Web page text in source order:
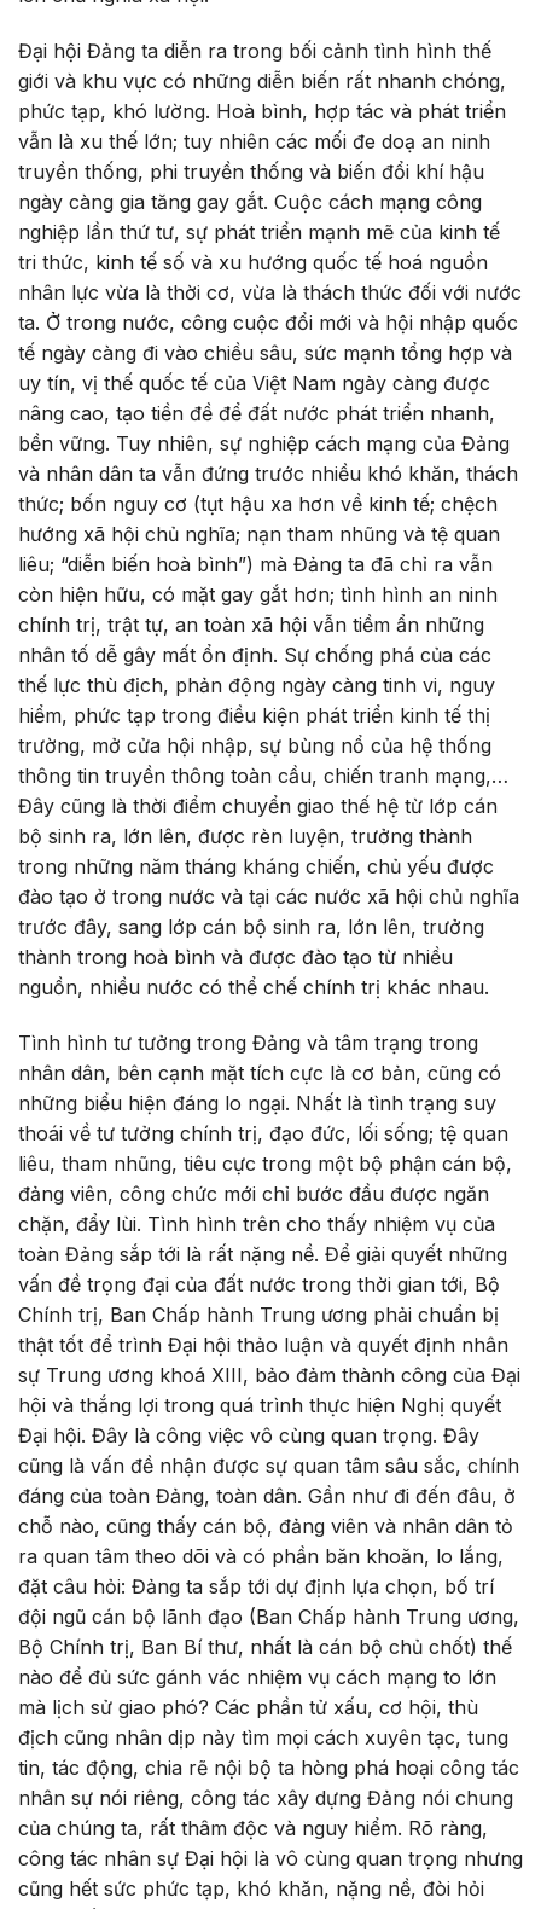
Đại hội Đảng ta diễn ra trong bối cảnh tình hình thế
giới và khu vực có những diễn biến rất nhanh chóng,
phức tạp, khó lường. Hoà bình, hợp tác và phát triển
vẫn là xu thế lớn; tuy nhiên các mối đe doạ an ninh
truyền thống, phi truyền thống và biến đổi khí hậu
ngày càng gia tăng gay gắt. Cuộc cách mạng công
nghiệp lần thứ tư, sự phát triển mạnh mẽ của kinh tế
tri thức, kinh tế số và xu hướng quốc tế hoá nguồn
nhân lực vừa là thời cơ, vừa là thách thức đối với nước
ta. Ở trong nước, công cuộc đổi mới và hội nhập quốc
tế ngày càng đi vào chiều sâu, sức mạnh tổng hợp và
uy tín, vị thế quốc tế của Việt Nam ngày càng được
nâng cao, tạo tiền đề để đất nước phát triển nhanh,
bền vững. Tuy nhiên, sự nghiệp cách mạng của Đảng
và nhân dân ta vẫn đứng trước nhiều khó khăn, thách
thức; bốn nguy cơ (tụt hậu xa hơn về kinh tế; chệch
hướng xã hội chủ nghĩa; nạn tham nhũng và tệ quan
liêu; “diễn biến hoà bình”) mà Đảng ta đã chỉ ra vẫn
còn hiện hữu, có mặt gay gắt hơn; tình hình an ninh
chính trị, trật tự, an toàn xã hội vẫn tiềm ẩn những
nhân tố dễ gây mất ổn định. Sự chống phá của các
thế lực thù địch, phản động ngày càng tinh vi, nguy
hiểm, phức tạp trong điều kiện phát triển kinh tế thị
trường, mở cửa hội nhập, sự bùng nổ của hệ thống
thông tin truyền thông toàn cầu, chiến tranh mạng,…
Đây cũng là thời điểm chuyển giao thế hệ từ lớp cán
bộ sinh ra, lớn lên, được rèn luyện, trưởng thành
trong những năm tháng kháng chiến, chủ yếu được
đào tạo ở trong nước và tại các nước xã hội chủ nghĩa
trước đây, sang lớp cán bộ sinh ra, lớn lên, trưởng
thành trong hoà bình và được đào tạo từ nhiều
nguồn, nhiều nước có thể chế chính trị khác nhau.
Tình hình tư tưởng trong Đảng và tâm trạng trong
nhân dân, bên cạnh mặt tích cực là cơ bản, cũng có
những biểu hiện đáng lo ngại. Nhất là tình trạng suy
thoái về tư tưởng chính trị, đạo đức, lối sống; tệ quan
liêu, tham nhũng, tiêu cực trong một bộ phận cán bộ,
đảng viên, công chức mới chỉ bước đầu được ngăn
chặn, đẩy lùi. Tình hình trên cho thấy nhiệm vụ của
toàn Đảng sắp tới là rất nặng nề. Để giải quyết những
vấn đề trọng đại của đất nước trong thời gian tới, Bộ
Chính trị, Ban Chấp hành Trung ương phải chuẩn bị
thật tốt để trình Đại hội thảo luận và quyết định nhân
sự Trung ương khoá XIII, bảo đảm thành công của Đại
hội và thắng lợi trong quá trình thực hiện Nghị quyết
Đại hội. Đây là công việc vô cùng quan trọng. Đây
cũng là vấn đề nhận được sự quan tâm sâu sắc, chính
đáng của toàn Đảng, toàn dân. Gần như đi đến đâu, ở
chỗ nào, cũng thấy cán bộ, đảng viên và nhân dân tỏ
ra quan tâm theo dõi và có phần băn khoăn, lo lắng,
đặt câu hỏi: Đảng ta sắp tới dự định lựa chọn, bố trí
đội ngũ cán bộ lãnh đạo (Ban Chấp hành Trung ương,
Bộ Chính trị, Ban Bí thư, nhất là cán bộ chủ chốt) thế
nào để đủ sức gánh vác nhiệm vụ cách mạng to lớn
mà lịch sử giao phó? Các phần tử xấu, cơ hội, thù
địch cũng nhân dịp này tìm mọi cách xuyên tạc, tung
tin, tác động, chia rẽ nội bộ ta hòng phá hoại công tác
nhân sự nói riêng, công tác xây dựng Đảng nói chung
của chúng ta, rất thâm độc và nguy hiểm. Rõ ràng,
công tác nhân sự Đại hội là vô cùng quan trọng nhưng
cũng hết sức phức tạp, khó khăn, nặng nề, đòi hỏi